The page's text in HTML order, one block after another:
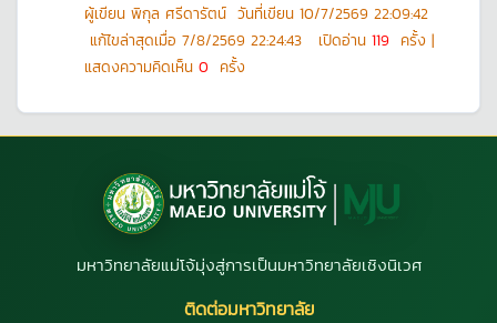
ผู้เขียน พิกุล ศรีดารัตน์ วันที่เขียน 10/7/2569 22:09:42
แก้ไขล่าสุดเมื่อ 7/8/2569 22:24:43 เปิดอ่าน 119 ครั้ง |
แสดงความคิดเห็น 0 ครั้ง
มหาวิทยาลัยแม่โจ้มุ่งสู่การเป็นมหาวิทยาลัยเชิงนิเวศ
ติดต่อมหาวิทยาลัย